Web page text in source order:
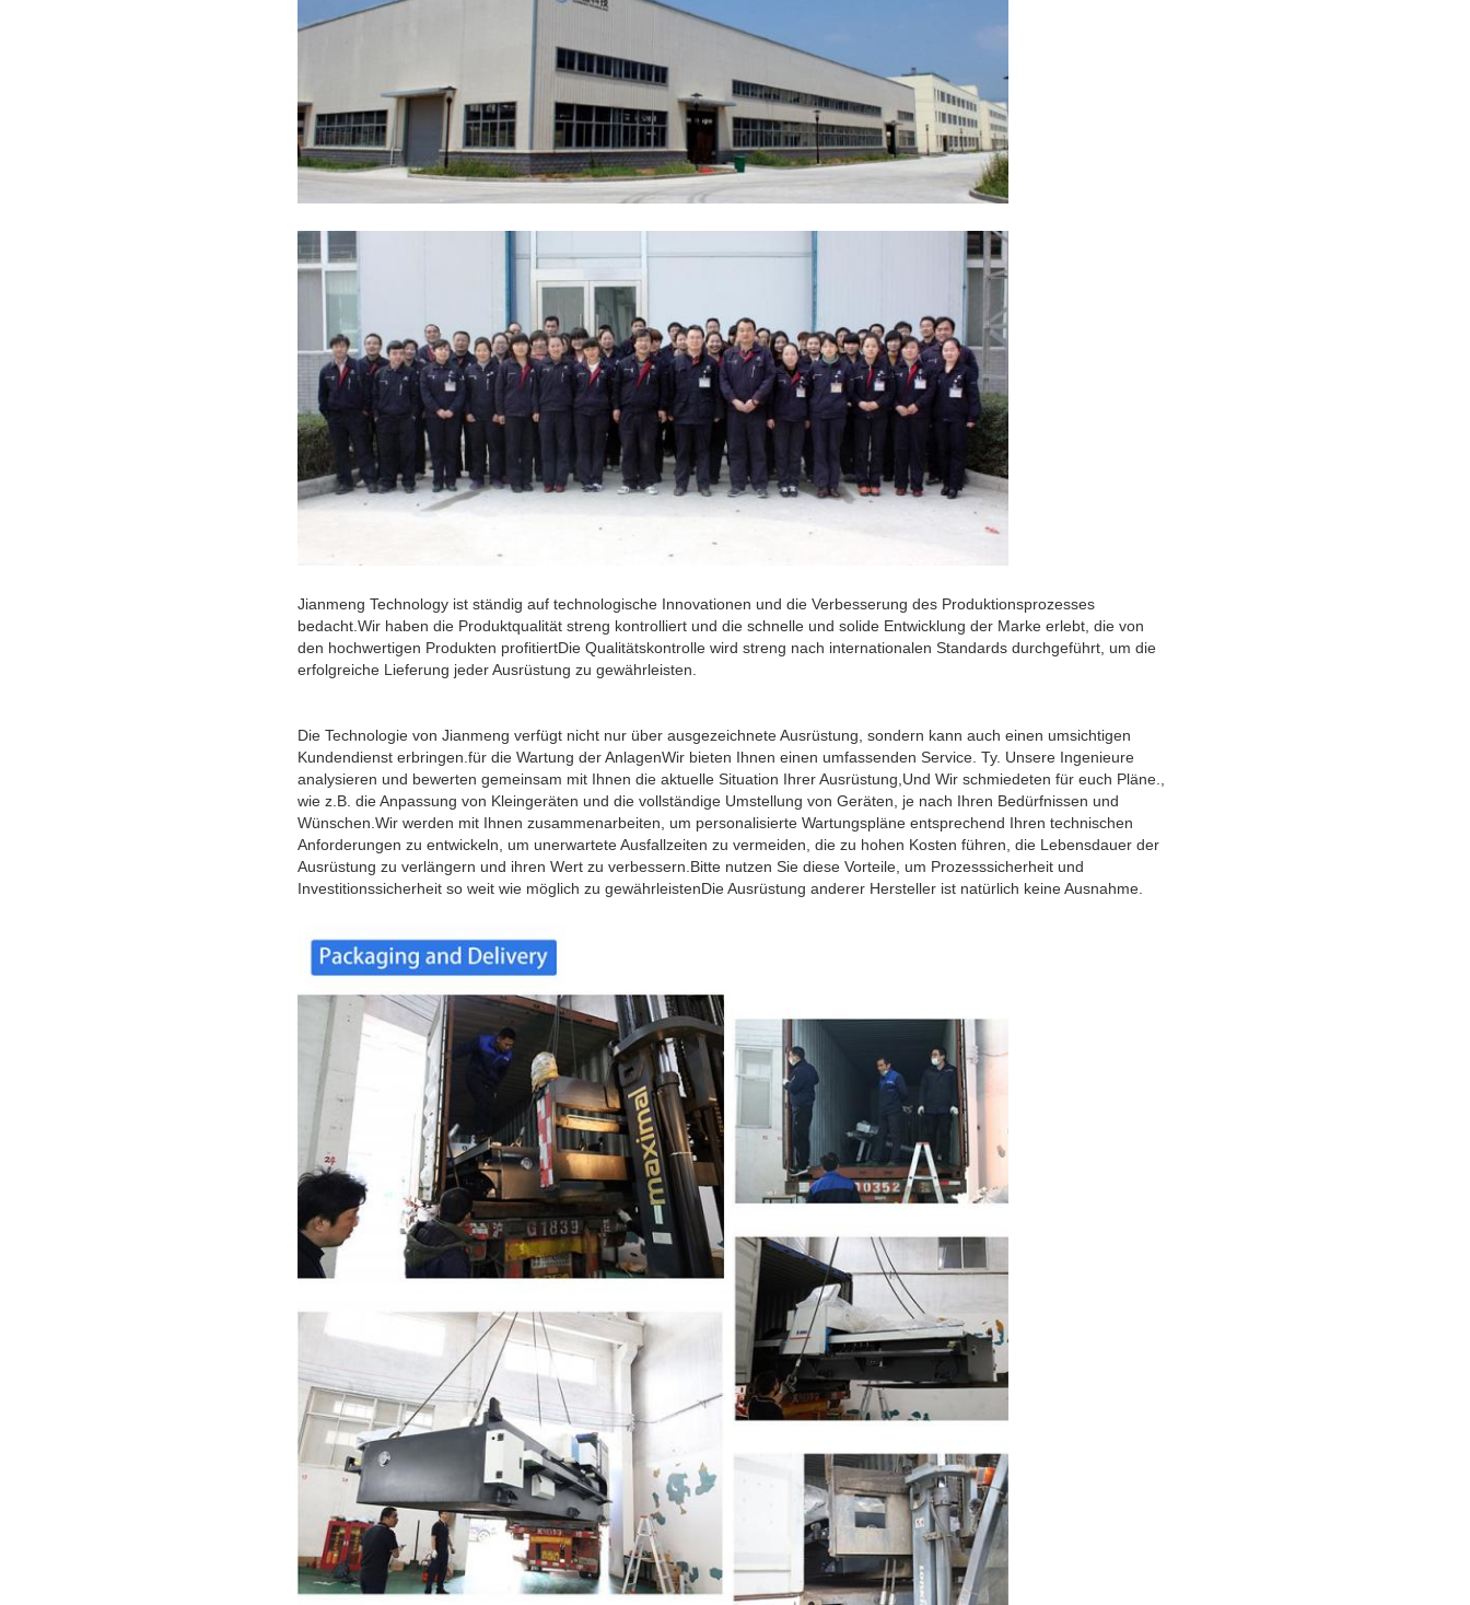
EINREICHUNGEN
Jianmeng Technology ist ständig auf technologische Innovationen und die Verbesserung des Produktionsprozesses
bedacht.Wir haben die Produktqualität streng kontrolliert und die schnelle und solide Entwicklung der Marke erlebt, die von
den hochwertigen Produkten profitiertDie Qualitätskontrolle wird streng nach internationalen Standards durchgeführt, um die
erfolgreiche Lieferung jeder Ausrüstung zu gewährleisten.
Die Technologie von Jianmeng verfügt nicht nur über ausgezeichnete Ausrüstung, sondern kann auch einen umsichtigen
Kundendienst erbringen.für die Wartung der AnlagenWir bieten Ihnen einen umfassenden Service. Ty. Unsere Ingenieure
analysieren und bewerten gemeinsam mit Ihnen die aktuelle Situation Ihrer Ausrüstung,Und Wir schmiedeten für euch Pläne.,
wie z.B. die Anpassung von Kleingeräten und die vollständige Umstellung von Geräten, je nach Ihren Bedürfnissen und
Wünschen.Wir werden mit Ihnen zusammenarbeiten, um personalisierte Wartungspläne entsprechend Ihren technischen
Anforderungen zu entwickeln, um unerwartete Ausfallzeiten zu vermeiden, die zu hohen Kosten führen, die Lebensdauer der
Ausrüstung zu verlängern und ihren Wert zu verbessern.Bitte nutzen Sie diese Vorteile, um Prozesssicherheit und
Investitionssicherheit so weit wie möglich zu gewährleistenDie Ausrüstung anderer Hersteller ist natürlich keine Ausnahme.